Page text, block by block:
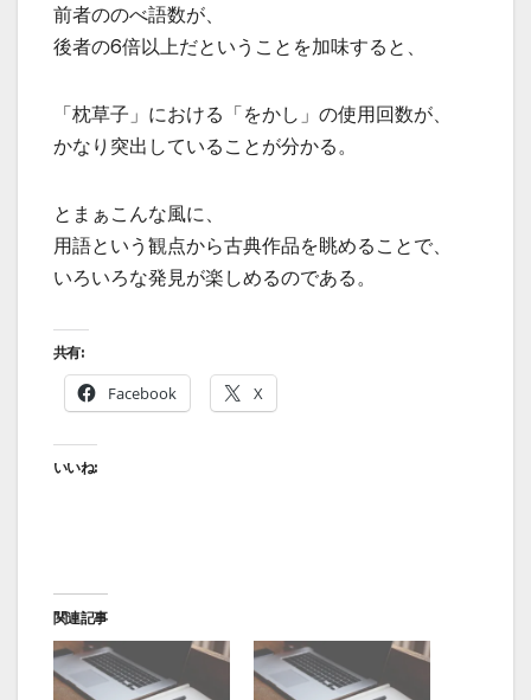
前者ののべ語数が、
後者の6倍以上だということを加味すると、
「枕草子」における「をかし」の使用回数が、
かなり突出していることが分かる。
とまぁこんな風に、
用語という観点から古典作品を眺めることで、
いろいろな発見が楽しめるのである。
共有:
Facebook X
いいね:
関連記事